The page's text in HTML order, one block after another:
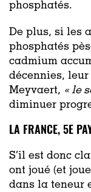
phosphatés.
De plus, si les
phosphatés
cadmium
décennies,
Meyvaert, « le
diminuer
LA FRANCE, 5E
S’il est donc
ont joué (et
dans la teneur